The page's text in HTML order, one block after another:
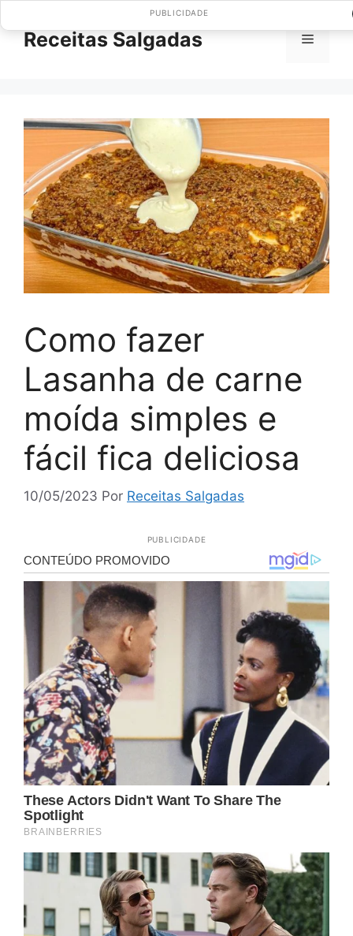
paraReceitas Salgadas Menu
Como fazer
Lasanha de carne
moída simples e
fácil fica deliciosa
10/05/2023 Por Receitas Salgadas
PUBLICIDADE
PUBLICIDADE